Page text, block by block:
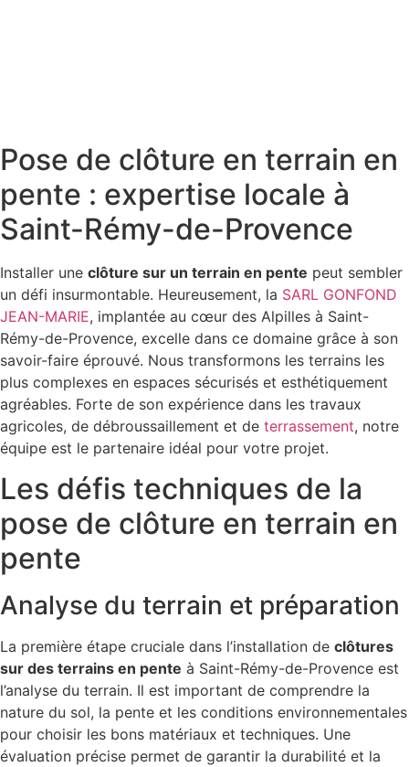
Pose de clôture en terrain en
pente : expertise locale à
Saint-Rémy-de-Provence
Installer une clôture sur un terrain en pente peut sembler
un défi insurmontable. Heureusement, la SARL GONFOND
JEAN-MARIE, implantée au cœur des Alpilles à Saint-
Rémy-de-Provence, excelle dans ce domaine grâce à son
savoir-faire éprouvé. Nous transformons les terrains les
plus complexes en espaces sécurisés et esthétiquement
agréables. Forte de son expérience dans les travaux
agricoles, de débroussaillement et de terrassement, notre
équipe est le partenaire idéal pour votre projet.
Les défis techniques de la
pose de clôture en terrain en
pente
Analyse du terrain et préparation
La première étape cruciale dans l’installation de clôtures
sur des terrains en pente à Saint-Rémy-de-Provence est
l’analyse du terrain. Il est important de comprendre la
nature du sol, la pente et les conditions environnementales
pour choisir les bons matériaux et techniques. Une
évaluation précise permet de garantir la durabilité et la